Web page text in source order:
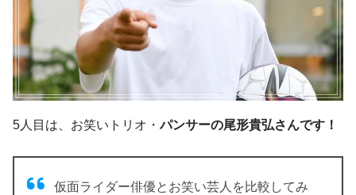
5人目は、お笑いトリオ・パンサーの尾形貴弘さんです！
仮面ライダー俳優とお笑い芸人を比較してみ